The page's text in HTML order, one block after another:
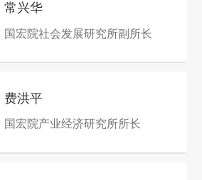
常兴华
国宏院社会发展研究所副所长
费洪平
国宏院产业经济研究所所长